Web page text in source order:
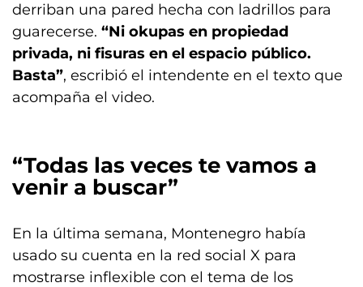
derriban una pared hecha con ladrillos para
guarecerse. “Ni okupas en propiedad
privada, ni fisuras en el espacio público.
Basta”, escribió el intendente en el texto que
acompaña el video.
“Todas las veces te vamos a
venir a buscar”
En la última semana, Montenegro había
usado su cuenta en la red social X para
mostrarse inflexible con el tema de los